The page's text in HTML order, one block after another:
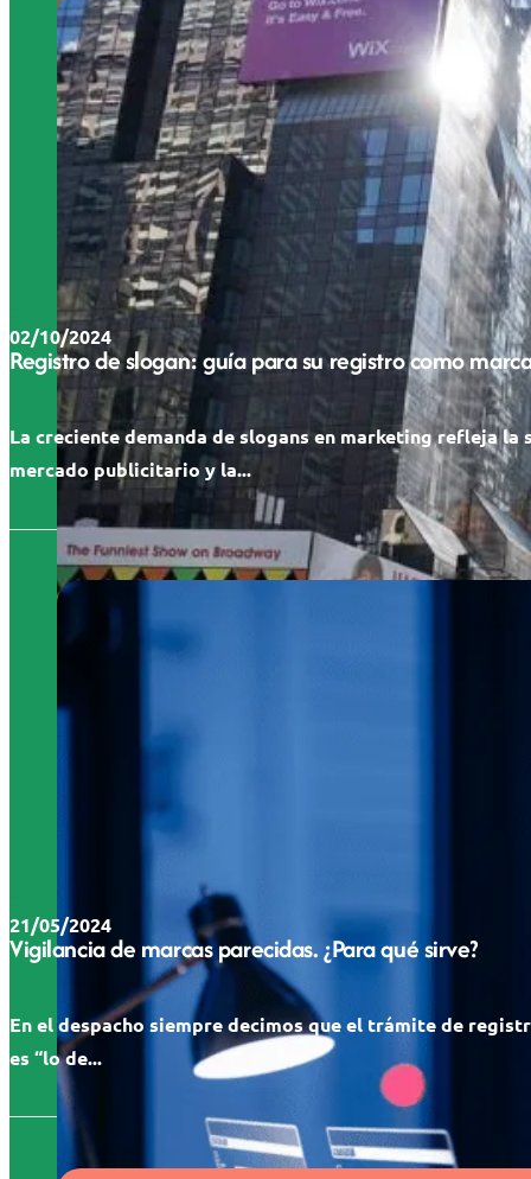
02/10/2024
Registro de slogan: guía para su registro como
La creciente demanda de slogans en marketing refleja la
mercado publicitario y la...
21/05/2024
Vigilancia de marcas parecidas. ¿Para qué sirve?
En el despacho siempre decimos que el trámite de
es “lo de...